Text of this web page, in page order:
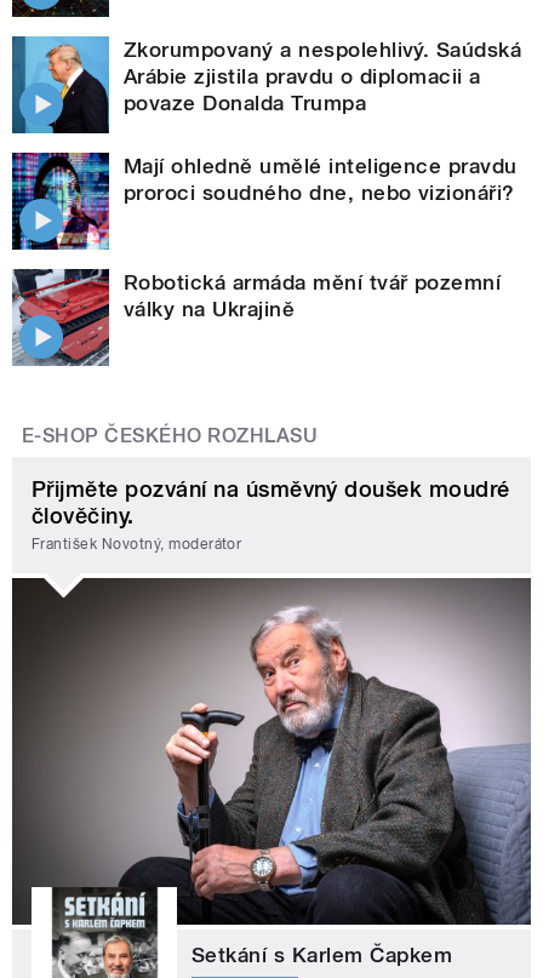
Zkorumpovaný a nespolehlivý. Saúdská
Arábie zjistila pravdu o diplomacii a
povaze Donalda Trumpa
Mají ohledně umělé inteligence pravdu
proroci soudného dne, nebo vizionáři?
Robotická armáda mění tvář pozemní
války na Ukrajině
E-SHOP ČESKÉHO ROZHLASU
Přijměte pozvání na úsměvný doušek moudré
člověčiny.
František Novotný, moderátor
Setkání s Karlem Čapkem